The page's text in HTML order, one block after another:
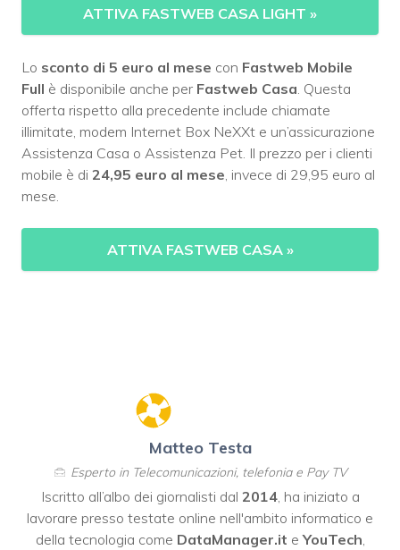
ATTIVA FASTWEB CASA LIGHT »
Lo sconto di 5 euro al mese con Fastweb Mobile
Full è disponibile anche per Fastweb Casa . Questa
offerta rispetto alla precedente include chiamate
illimitate, modem Internet Box NeXXt e un’assicurazione
Assistenza Casa o Assistenza Pet. Il prezzo per i clienti
mobile è di 24,95 euro al mese , invece di 29,95 euro al
mese.
ATTIVA FASTWEB CASA »
Matteo Testa
Esperto in Telecomunicazioni, telefonia e Pay TV
Iscritto all’albo dei giornalisti dal 2014, ha iniziato a
lavorare presso testate online nell'ambito informatico e
della tecnologia come DataManager.it eYouTech